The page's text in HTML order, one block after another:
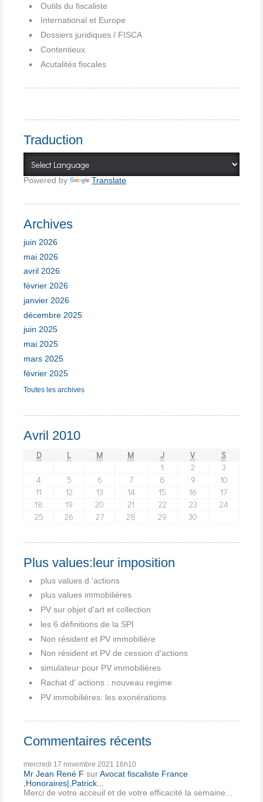
Outils du fiscaliste
International et Europe
Dossiers juridiques / FISCA
Contentieux
Acutalités fiscales
Traduction
Powered by Translate
Archives
juin 2026
mai 2026
avril 2026
février 2026
janvier 2026
décembre 2025
juin 2025
mai 2025
mars 2025
février 2025
Toutes les archives
Avril 2010
D L M M J V
S
1
2
3
4
5 6 7 8 9
10
11
12 13 14 15 16
17
18
19 20 21 22 23
24
25
26 27 28 29 30
Plus values:leur imposition
plus values d 'actions
plus values immobilières
PV sur objet d'art et collection
les 6 définitions de la SPI
Non résident et PV immobilière
Non résident et PV de cession d'actions
simulateur pour PV immobilières
Rachat d' actions : nouveau regime
PV immobilières: les exonérations
Commentaires récents
mercredi 17 novembre 2021 16h10
Mr Jean René F surAvocat fiscaliste France
,Honoraires|,Patrick...
Merci de votre acceuil et de votre efficacité la semaine...